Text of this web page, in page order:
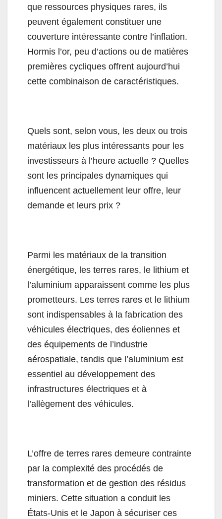
que ressources physiques rares, ils
peuvent également constituer une
couverture intéressante contre l’inflation.
Hormis l’or, peu d’actions ou de matières
premières cycliques offrent aujourd’hui
cette combinaison de caractéristiques.
Quels sont, selon vous, les deux ou trois
matériaux les plus intéressants pour les
investisseurs à l’heure actuelle ? Quelles
sont les principales dynamiques qui
influencent actuellement leur offre, leur
demande et leurs prix ?
Parmi les matériaux de la transition
énergétique, les terres rares, le lithium et
l’aluminium apparaissent comme les plus
prometteurs. Les terres rares et le lithium
sont indispensables à la fabrication des
véhicules électriques, des éoliennes et
des équipements de l’industrie
aérospatiale, tandis que l’aluminium est
essentiel au développement des
infrastructures électriques et à
l’allègement des véhicules.
L’offre de terres rares demeure contrainte
par la complexité des procédés de
transformation et de gestion des résidus
miniers. Cette situation a conduit les
États-Unis et le Japon à sécuriser ces